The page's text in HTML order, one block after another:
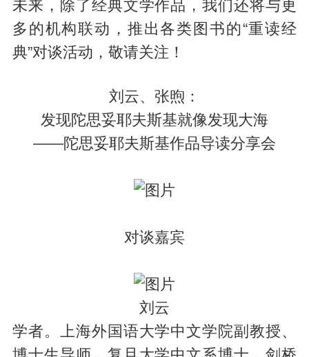
未来，除了经典文学作品，我们还将与更
多的机构联动，推出各类图书的“重读经
典”对谈活动，敬请关注！
刘云、张煦：
发现陀思妥耶夫斯基就像发现大海
——陀思妥耶夫斯基作品导读分享会
对谈嘉宾
刘云
学者。上海外国语大学中文学院副教授、